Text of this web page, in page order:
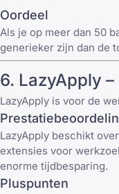
Oordeel
Als je op meer dan 50
generieker zijn dan de
6. LazyApply
LazyApply is voor de
LazyApply beschikt
extensies voor
enorme tijdbesparing.
Pluspunten